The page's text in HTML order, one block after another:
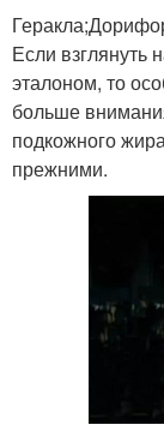
Если взглянуть
эталоном, то
больше
подкожного
прежними.